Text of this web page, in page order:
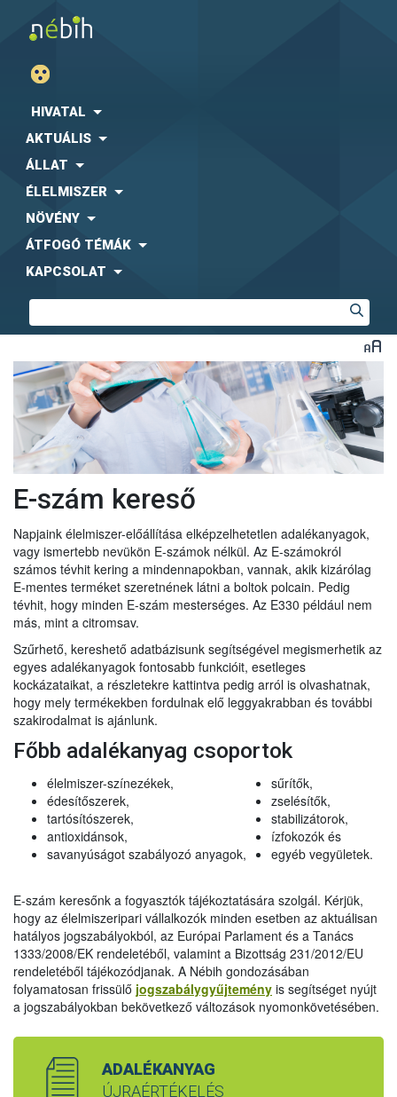
HIVATAL
AKTUÁLIS
ÁLLAT
ÉLELMISZER
NÖVÉNY
ÁTFOGÓ TÉMÁK
KAPCSOLAT
E-szám kereső
Napjaink élelmiszer-előállítása elképzelhetetlen adalékanyagok,
vagy ismertebb nevükön E-számok nélkül. Az E-számokról
számos tévhit kering a mindennapokban, vannak, akik kizárólag
E-mentes terméket szeretnének látni a boltok polcain. Pedig
tévhit, hogy minden E-szám mesterséges. Az E330 például nem
más, mint a citromsav.
Szűrhető, kereshető adatbázisunk segítségével megismerhetik az
egyes adalékanyagok fontosabb funkcióit, esetleges
kockázataikat, a részletekre kattintva pedig arról is olvashatnak,
hogy mely termékekben fordulnak elő leggyakrabban és további
szakirodalmat is ajánlunk.
Főbb adalékanyag csoportok
élelmiszer-színezékek,
édesítőszerek,
tartósítószerek,
antioxidánsok,
savanyúságot szabályozó anyagok,
sűrítők,
zselésítők,
stabilizátorok,
ízfokozók és
egyéb vegyületek.
E-szám keresőnk a fogyasztók tájékoztatására szolgál. Kérjük,
hogy az élelmiszeripari vállalkozók minden esetben az aktuálisan
hatályos jogszabályokból, az Európai Parlament és a Tanács
1333/2008/EK rendeletéből, valamint a Bizottság 231/2012/EU
rendeletéből tájékozódjanak. A Nébih gondozásában
folyamatosan frissülő jogszabálygyűjtemény is segítséget nyújt
a jogszabályokban bekövetkező változások nyomonkövetésében.
ADALÉKANYAG
ÚJRAÉRTÉKELÉS